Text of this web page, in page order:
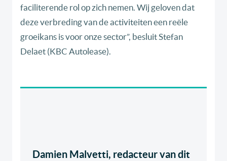
faciliterende rol op zich nemen. Wij geloven dat
deze verbreding van de activiteiten een reële
groeikans is voor onze sector”, besluit Stefan
Delaet (KBC Autolease).
Damien Malvetti, redacteur van dit